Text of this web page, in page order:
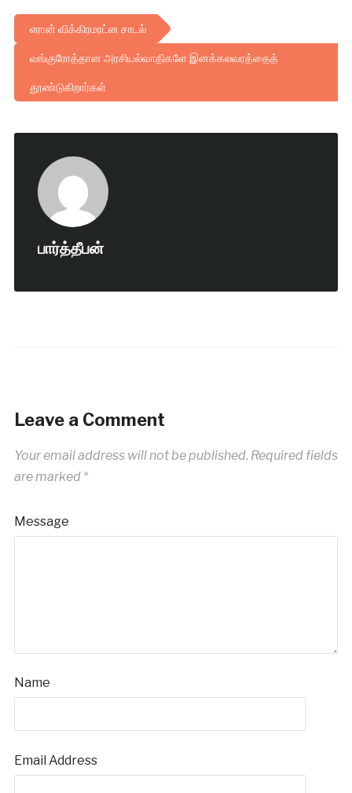
எரான் விக்கிரமரட்ன சாடல்
வங்குரோத்தான அரசியல்வாதிகளே இனக்கலவரத்தைத்
தூண்டுகிறார்கள்
பார்த்தீபன்
Leave a Comment
Your email address will not be published. Required fields
are marked *
Message
Name
Email Address